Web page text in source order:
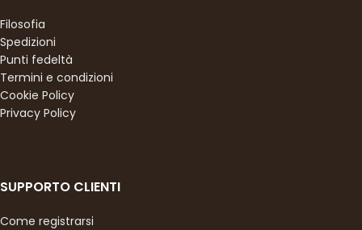
Filosofia
Spedizioni
Punti fedeltà
Termini e condizioni
Cookie Policy
Privacy Policy
SUPPORTO CLIENTI
Come registrarsi